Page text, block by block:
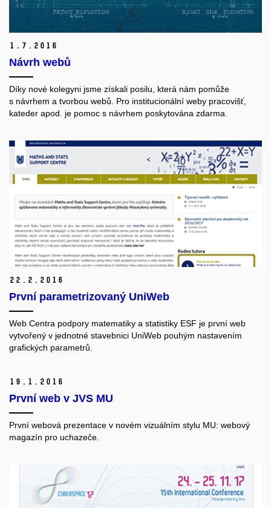
1. 7. 2016
Návrh webů
Díky nové kolegyni jsme získali posilu, která nám pomůže
s návrhem a tvorbou webů. Pro institucionální weby pracovišť,
kateder apod. je pomoc s návrhem poskytována zdarma.
22. 2. 2016
První parametrizovaný UniWeb
Web Centra podpory matematiky a statistiky ESF je první web
vytvořený v jednotné stavebnici UniWeb pouhým nastavením
grafických parametrů.
19. 1. 2016
První web v JVS MU
První webová prezentace v novém vizuálním stylu MU: webový
magazín pro uchazeče.